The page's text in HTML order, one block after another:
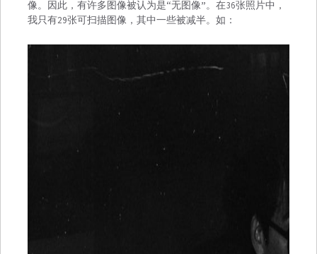
像。因此，有许多图像被认为是“无图像”。在36张照片中，
我只有29张可扫描图像，其中一些被减半。如：